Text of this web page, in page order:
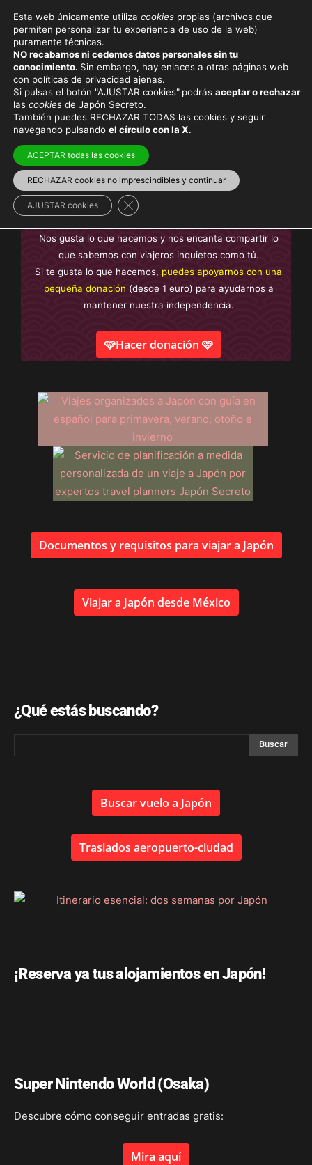
FLOR
Viaja con el mejor seguro y
En Japón Secreto te ofrecemos contenido
sin anuncios
intrusivos y sin contenido de pago
Nos gusta lo que hacemos y nos encanta compartir lo
que sabemos con viajeros inquietos como tú.
Si te gusta lo que hacemos, puedes apoyarnos con una
pequeña donación (desde 1 euro) para ayudarnos a
mantener nuestra independencia.
🩷Hacer donación 🩷
Documentos y requisitos para viajar a Japón
Viajar a Japón desde México
¿Qué estás buscando?
Buscar vuelo a Japón
Traslados aeropuerto-ciudad
¡Reserva ya tus alojamientos en Japón!
Super Nintendo World (Osaka)
Descubre cómo conseguir entradas gratis:
Mira aquí
Esta web únicamente utiliza cookies propias (archivos que
permiten personalizar tu experiencia de uso de la web)
puramente técnicas.
NO recabamos ni cedemos datos personales sin tu
conocimiento. Sin embargo, hay enlaces a otras páginas web
con políticas de privacidad ajenas.
Si pulsas el botón "AJUSTAR cookies" podrás aceptar o rechazar
las cookies de Japón Secreto.
También puedes RECHAZAR TODAS las cookies y seguir
navegando pulsando el círculo con la X.
ACEPTAR todas las cookies
RECHAZAR cookies no imprescindibles y continuar
AJUSTAR cookies Cerrar el banner de cookies RGPD